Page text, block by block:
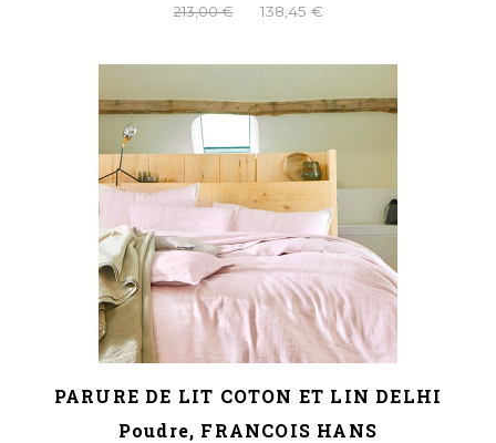
213,00 € 138,45 €
PARURE DE LIT COTON ET LIN DELHI
Poudre, FRANCOIS HANS